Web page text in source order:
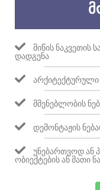
ᲛᲘᲬᲘᲡ ᲜᲐᲙᲕᲔᲗᲘᲡ
ᲓᲐᲓᲒᲔᲜᲐ
ᲐᲠᲥᲘᲢᲔᲥᲢᲣᲠᲣᲚᲘ
ᲛᲨᲔᲜᲔᲑᲚᲝᲑᲘᲡ
ᲓᲔᲛᲝᲜᲢᲐᲟᲘᲡ
ᲣᲜᲔᲑᲐᲠᲗᲕᲝᲓ ᲐᲜ
ᲝᲑᲘᲔᲥᲢᲔᲑᲘᲡ ᲐᲜ ᲛᲐᲗᲘ